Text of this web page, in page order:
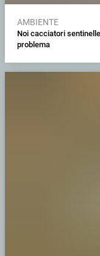
AMBIENTE
Noi cacciatori
problema